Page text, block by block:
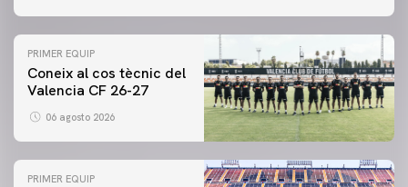
PRIMER EQUIP
Coneix al cos tècnic del
Valencia CF 26-27
06 agosto 2026
PRIMER EQUIP